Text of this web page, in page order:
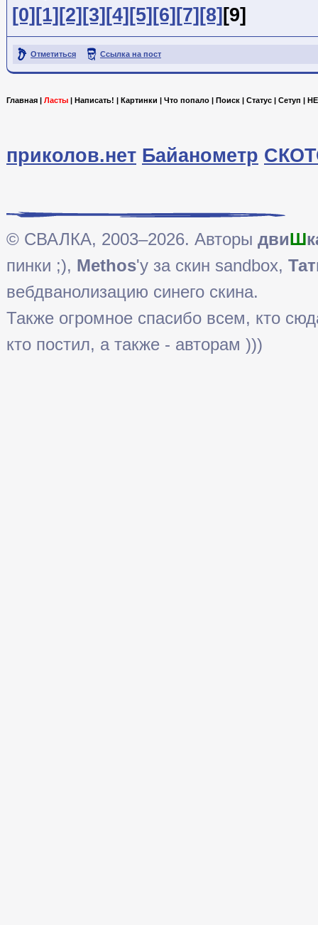
[0] [1] [2] [3] [4] [5] [6] [7] [8] [9]
Отметиться Ссылка на пост
Главная | Ласты | Написать! | Картинки | Что попало | Поиск | Статус | Сетуп |
приколов.нет Байанометр
© СВАЛКА, 2003–2026. Авторы двиШ
пинки ;), Methos'у за скин sandbox,
вебдванолизацию синего скина.
Также огромное спасибо всем, кто
кто постил, а также - авторам )))